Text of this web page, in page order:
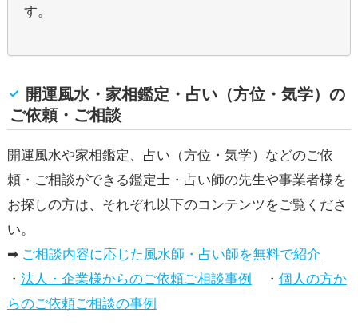
す。
開運風水・家相鑑定・占い（方位・気学）の
ご依頼・ご相談
開運風水や家相鑑定、占い（方位・気学）などのご依
頼・ご相談ができる鑑定士・占い師の先生や事業者様を
お探しの方は、それぞれ以下のコンテンツをご覧くださ
い。
➡ ご相談内容に応じた風水師・占い師を無料で紹介
・ 法人・企業様からのご依頼ご相談事例 ・ 個人の方か
らのご依頼ご相談の事例